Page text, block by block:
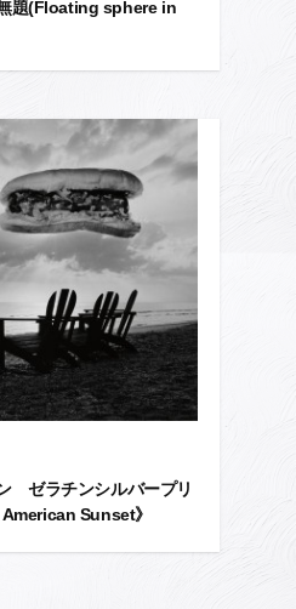
(Floating sphere in
ゼラチンシルバープリ
Sunset》